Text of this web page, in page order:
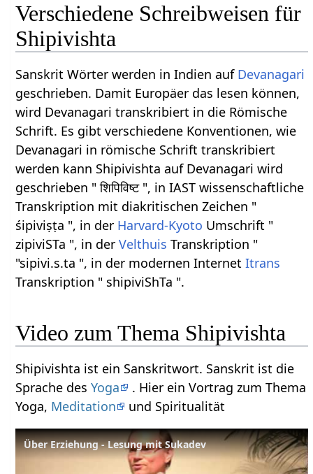
Verschiedene Schreibweisen für
Shipivishta
Sanskrit Wörter werden in Indien auf Devanagari
geschrieben. Damit Europäer das lesen können,
wird Devanagari transkribiert in die Römische
Schrift. Es gibt verschiedene Konventionen, wie
Devanagari in römische Schrift transkribiert
werden kann Shipivishta auf Devanagari wird
geschrieben " शिपिविष्ट ", in IAST wissenschaftliche
Transkription mit diakritischen Zeichen "
śipiviṣṭa ", in der Harvard-Kyoto Umschrift "
zipiviSTa ", in derVelthuis Transkription "
"sipivi.s.ta ", in der modernen InternetItrans
Transkription " shipiviShTa ".
Video zum Thema Shipivishta
Shipivishta ist ein Sanskritwort. Sanskrit ist die
Sprache desYoga
. Hier ein Vortrag zum Thema
Yoga, Meditation und Spiritualität
Über Erziehung - Lesung mit Sukadev